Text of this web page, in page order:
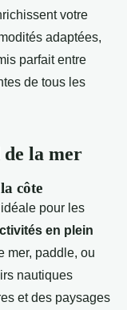
votre
adaptées,
parfait entre
de tous les
la mer
côte
pour les
en plein
mer, paddle, ou
nautiques
et des paysages